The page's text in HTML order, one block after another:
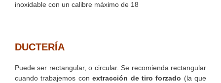
inoxidable con un calibre máximo de 18
DUCTERÍA
Puede ser rectangular, o circular. Se recomienda rectangular
cuando trabajemos conextracción de tiro forzado (la que